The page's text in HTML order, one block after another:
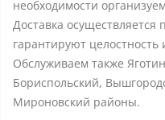
необходимости
Доставка
гарантируют целостность
Обслуживаем также
Бориспольский,
Мироновский районы.